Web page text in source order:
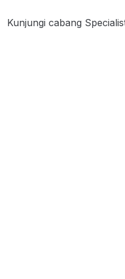
Kunjungi cabang